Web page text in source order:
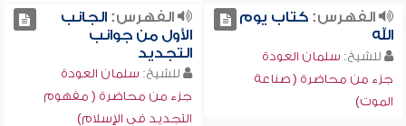
الفهرس:كتاب يوم
الله
للشيخ: سلمان العودة
جزء من محاضرة ( صناعة
الموت)
الفهرس:الجانب
الأول من جوانب
التجديد
للشيخ: سلمان العودة
جزء من محاضرة ( مفهوم
التجديد في الإسلام)